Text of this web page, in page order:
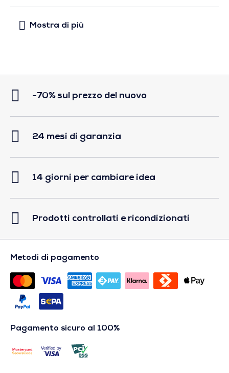
-70% sul prezzo del nuovo
24 mesi di garanzia
14 giorni per cambiare idea
Prodotti controllati e ricondizionati
Metodi di pagamento
Pagamento sicuro al 100%